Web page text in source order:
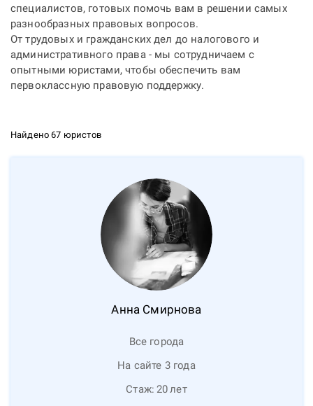
специалистов, готовых помочь вам в решении самых
разнообразных правовых вопросов.
От трудовых и гражданских дел до налогового и
административного права - мы сотрудничаем с
опытными юристами, чтобы обеспечить вам
первоклассную правовую поддержку.
Найдено 67 юристов
Анна Смирнова
Все города
На сайте 3 года
Стаж: 20лет